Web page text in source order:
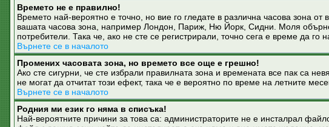
Времето не е правилно!
Времето най-вероятно е точно, но вие го гледате в различна часова зона
вашата часова зона, например Лондон, Париж, Ню Йорк, Сидни. Моля
потребители. Така че, ако не сте се регистрирали, точно сега е време да го
Върнете се в началото
Промених часовата зона, но времето все още е грешно!
Ако сте сигурни, че сте избрали правилната зона и времената все пак са
не могат да отчитат този ефект, така че е вероятно по време на летните
Върнете се в началото
Родния ми език го няма в списъка!
Най-вероятните причини за това са: администраторите не е инсталрал